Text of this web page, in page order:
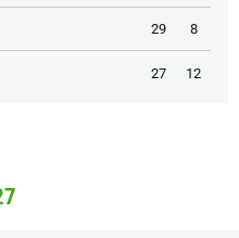
29 8
27 12